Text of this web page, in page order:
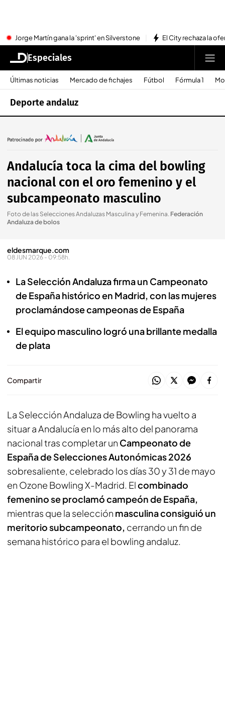
Jorge Martín gana la 'sprint' en Silverstone El City rechaza la
Especiales
Últimas noticias Mercado de fichajes Fútbol Fórmula 1
Deporte andaluz
Andalucía toca la cima del bowling
nacional con el oro femenino y el
subcampeonato masculino
Foto de las Selecciones Andaluzas Masculina y Femenina. Federación
Andaluza de bolos
eldesmarque.com
08 JUN 2026 - 09:58h.
La Selección Andaluza firma un Campeonato
de España histórico en Madrid, con las mujeres
proclamándose campeonas de España
El equipo masculino logró una brillante medalla
de plata
Compartir
La Selección Andaluza de Bowling ha vuelto a
situar a Andalucía en lo más alto del panorama
nacional tras completar un Campeonato de
España de Selecciones Autonómicas 2026
sobresaliente, celebrado los días 30 y 31 de mayo
en Ozone Bowling X-Madrid. Elcombinado
femenino se proclamó campeón de España,
mientras que la selección masculina consiguió un
meritorio subcampeonato, cerrando un fin de
semana histórico para el bowling andaluz.